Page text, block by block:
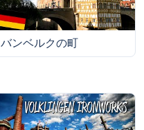
バンベルクの町